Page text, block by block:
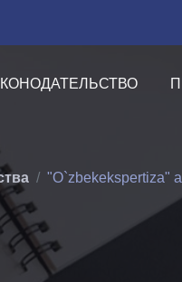
"O`zbekekspertiza"